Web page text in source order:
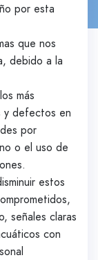
por esta
que nos
debido a la
más
y defectos en
por
o el uso de
estos
señales claras
con